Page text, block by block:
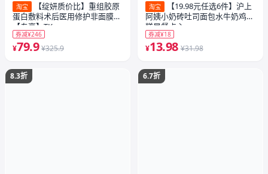
淘宝
【绽妍质价比】重组胶原
蛋白敷料术后医用修护非面膜
【专享】TK
券减¥246
¥79.9 ¥325.9
8.3折
淘宝
【19.98元任选6件】沪上
阿姨小奶砖吐司面包水牛奶鸡蛋
糕早餐点心
券减¥18
¥13.98 ¥31.98
6.7折